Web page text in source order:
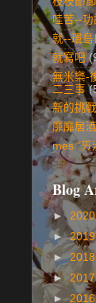
哇苦--功
就--環島
就寫吧
無米樂-
二三事
新的挑戰
靡靡居
mes "ㄞ
Blog
►
►
►2018
►
►